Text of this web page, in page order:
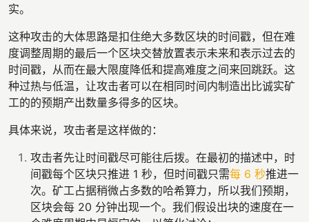
实。
这种攻击的大体思路是扣住绝大多数区块的时间戳，但在难
度调整周期的最后一个区块交替放置表示未来和表示过去的
时间戳，从而在最大限度降低和提高难度之间来回跳跃。这
种过热与低温，让攻击者可以在相同时间内制造出比诚实矿
工的的预期产出数量多得多的区块。
具体来说，攻击者是这样做的：
攻击者先让时间戳尽可能往后拨。在最初的描述中，时
间戳每个区块只推进 1 秒，但时间戳只需每 6 秒推进一
次。矿工占据稍微占多数的哈希算力，所以我们预期，
区块会每 20 分钟出现一个。我们假设出块的速度在一